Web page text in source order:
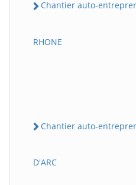
Chantier auto-
RHONE
Chantier auto-
D'ARC